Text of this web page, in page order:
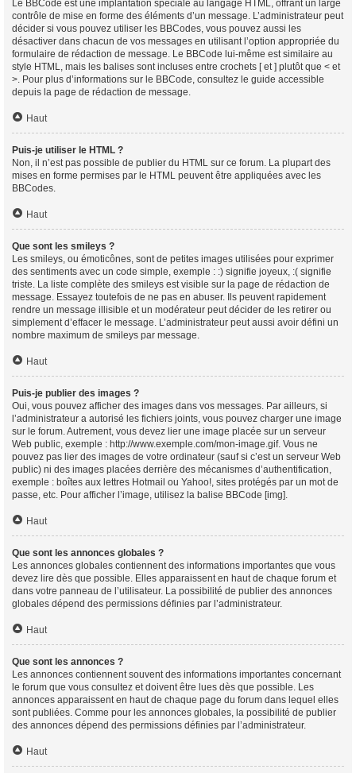
Le BBCode est une implantation spéciale au langage HTML, offrant un large
contrôle de mise en forme des éléments d’un message. L’administrateur peut
décider si vous pouvez utiliser les BBCodes, vous pouvez aussi les
désactiver dans chacun de vos messages en utilisant l’option appropriée du
formulaire de rédaction de message. Le BBCode lui-même est similaire au
style HTML, mais les balises sont incluses entre crochets [ et ] plutôt que < et
>. Pour plus d’informations sur le BBCode, consultez le guide accessible
depuis la page de rédaction de message.
Haut
Puis-je utiliser le HTML ?
Non, il n’est pas possible de publier du HTML sur ce forum. La plupart des
mises en forme permises par le HTML peuvent être appliquées avec les
BBCodes.
Haut
Que sont les smileys ?
Les smileys, ou émoticônes, sont de petites images utilisées pour exprimer
des sentiments avec un code simple, exemple : :) signifie joyeux, :( signifie
triste. La liste complète des smileys est visible sur la page de rédaction de
message. Essayez toutefois de ne pas en abuser. Ils peuvent rapidement
rendre un message illisible et un modérateur peut décider de les retirer ou
simplement d’effacer le message. L’administrateur peut aussi avoir défini un
nombre maximum de smileys par message.
Haut
Puis-je publier des images ?
Oui, vous pouvez afficher des images dans vos messages. Par ailleurs, si
l’administrateur a autorisé les fichiers joints, vous pouvez charger une image
sur le forum. Autrement, vous devez lier une image placée sur un serveur
Web public, exemple : http://www.exemple.com/mon-image.gif. Vous ne
pouvez pas lier des images de votre ordinateur (sauf si c’est un serveur Web
public) ni des images placées derrière des mécanismes d’authentification,
exemple : boîtes aux lettres Hotmail ou Yahoo!, sites protégés par un mot de
passe, etc. Pour afficher l’image, utilisez la balise BBCode [img].
Haut
Que sont les annonces globales ?
Les annonces globales contiennent des informations importantes que vous
devez lire dès que possible. Elles apparaissent en haut de chaque forum et
dans votre panneau de l’utilisateur. La possibilité de publier des annonces
globales dépend des permissions définies par l’administrateur.
Haut
Que sont les annonces ?
Les annonces contiennent souvent des informations importantes concernant
le forum que vous consultez et doivent être lues dès que possible. Les
annonces apparaissent en haut de chaque page du forum dans lequel elles
sont publiées. Comme pour les annonces globales, la possibilité de publier
des annonces dépend des permissions définies par l’administrateur.
Haut